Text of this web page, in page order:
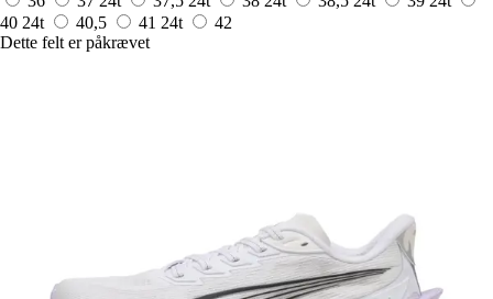
40 24t 40,5 41 24t
42
Dette felt er påkrævet